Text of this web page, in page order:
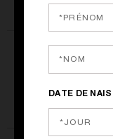
lors
DATE DE